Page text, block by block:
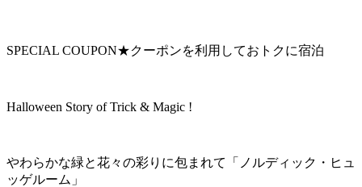
SPECIAL COUPON★クーポンを利用しておトクに宿泊
Halloween Story of Trick & Magic !
やわらかな緑と花々の彩りに包まれて「ノルディック・ヒュ
ッゲルーム」